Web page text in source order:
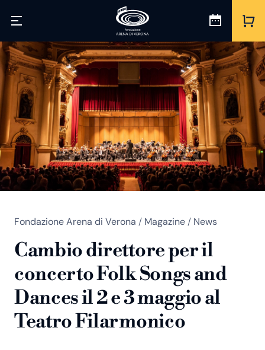
Fondazione Arena di Verona / Magazine / News
Cambio direttore per il
concerto Folk Songs and
Dances il 2 e 3 maggio al
Teatro Filarmonico